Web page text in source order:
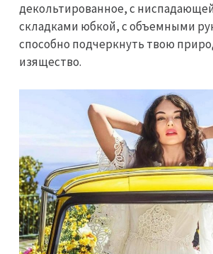
декольтированное, с
складками юбкой, с объемными
способно подчеркнуть твою
изящество.